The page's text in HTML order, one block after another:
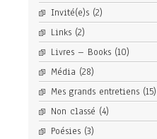
Invité(e)s (2)
Links (2)
Livres – Books (10)
Média (28)
Mes grands entretiens (15)
Non classé (4)
Poésies (3)